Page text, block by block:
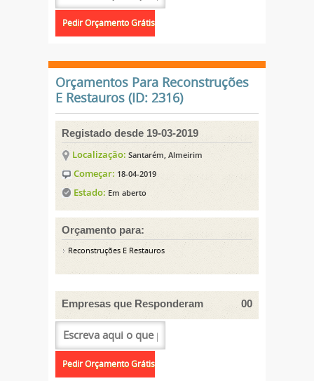
Orçamentos Para Reconstruções
E Restauros (ID: 2316)
Registado desde 19-03-2019
Localização: Santarém, Almeirim
Começar: 18-04-2019
Estado: Em aberto
Orçamento para:
Reconstruções E Restauros
Empresas que Responderam 00